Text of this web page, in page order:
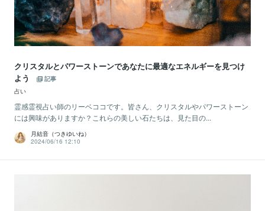
クリスタルとパワーストーンであなたに最適なエネルギーを見つけ
よう
記事
占い
霊感霊視占い師のリーベココです。皆さん、クリスタルやパワーストーン
には興味がありますか？これらの美しい石たちは、見た目の...
月結音（つきゆいね）
2024/06/16 12:10